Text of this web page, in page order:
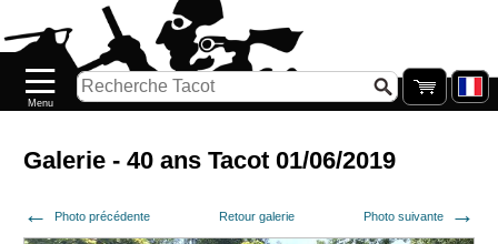
Galerie - 40 ans Tacot 01/06/2019
Photo précédente Retour galerie Photo suivante
Nouveautés
Catalogue/Stock
PETITS
PRIX